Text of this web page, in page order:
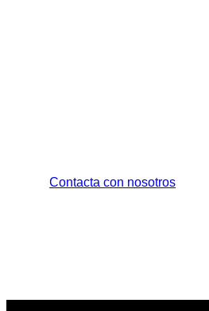
Contacta con nosotros